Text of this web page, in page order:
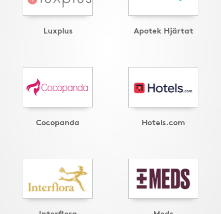
Luxplus Apotek Hjärtat
Cocopanda Hotels.com